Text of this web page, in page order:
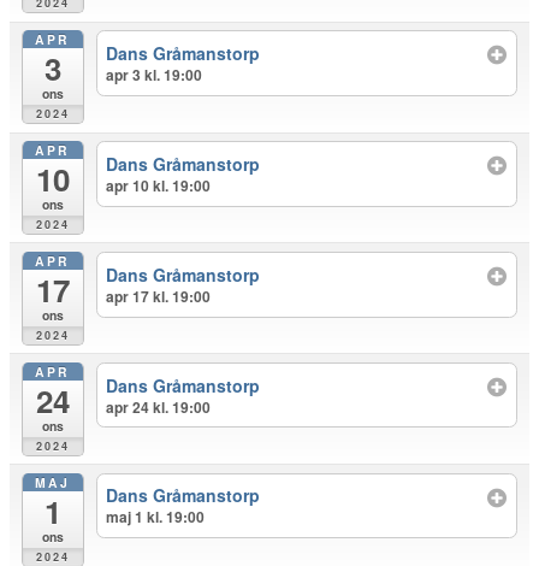
2024
APR
3
ons
2024
Dans Gråmanstorp
apr 3 kl. 19:00
APR
10
ons
2024
Dans Gråmanstorp
apr 10 kl. 19:00
APR
17
ons
2024
Dans Gråmanstorp
apr 17 kl. 19:00
APR
24
ons
2024
Dans Gråmanstorp
apr 24 kl. 19:00
MAJ
1
ons
2024
Dans Gråmanstorp
maj 1 kl. 19:00